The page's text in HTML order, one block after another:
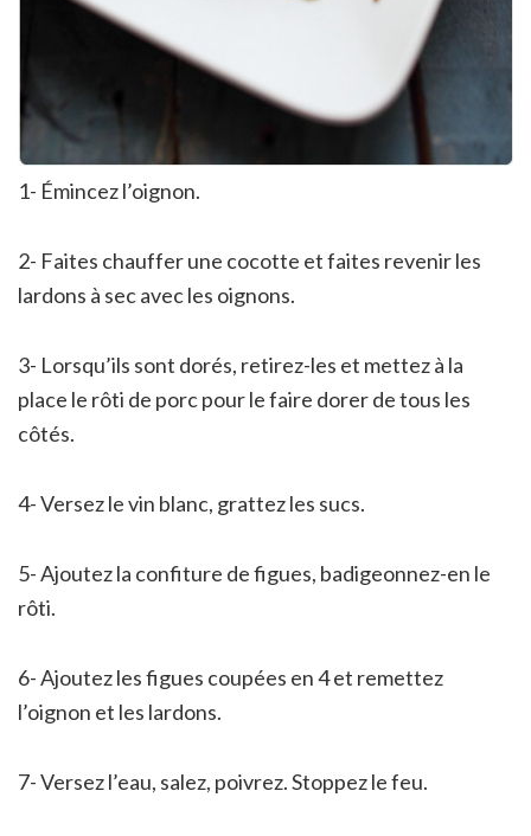
1- Émincez l’oignon.
2- Faites chauffer une cocotte et faites revenir les
lardons à sec avec les oignons.
3- Lorsqu’ils sont dorés, retirez-les et mettez à la
place le rôti de porc pour le faire dorer de tous les
côtés.
4- Versez le vin blanc, grattez les sucs.
5- Ajoutez la confiture de figues, badigeonnez-en le
rôti.
6- Ajoutez les figues coupées en 4 et remettez
l’oignon et les lardons.
7- Versez l’eau, salez, poivrez. Stoppez le feu.